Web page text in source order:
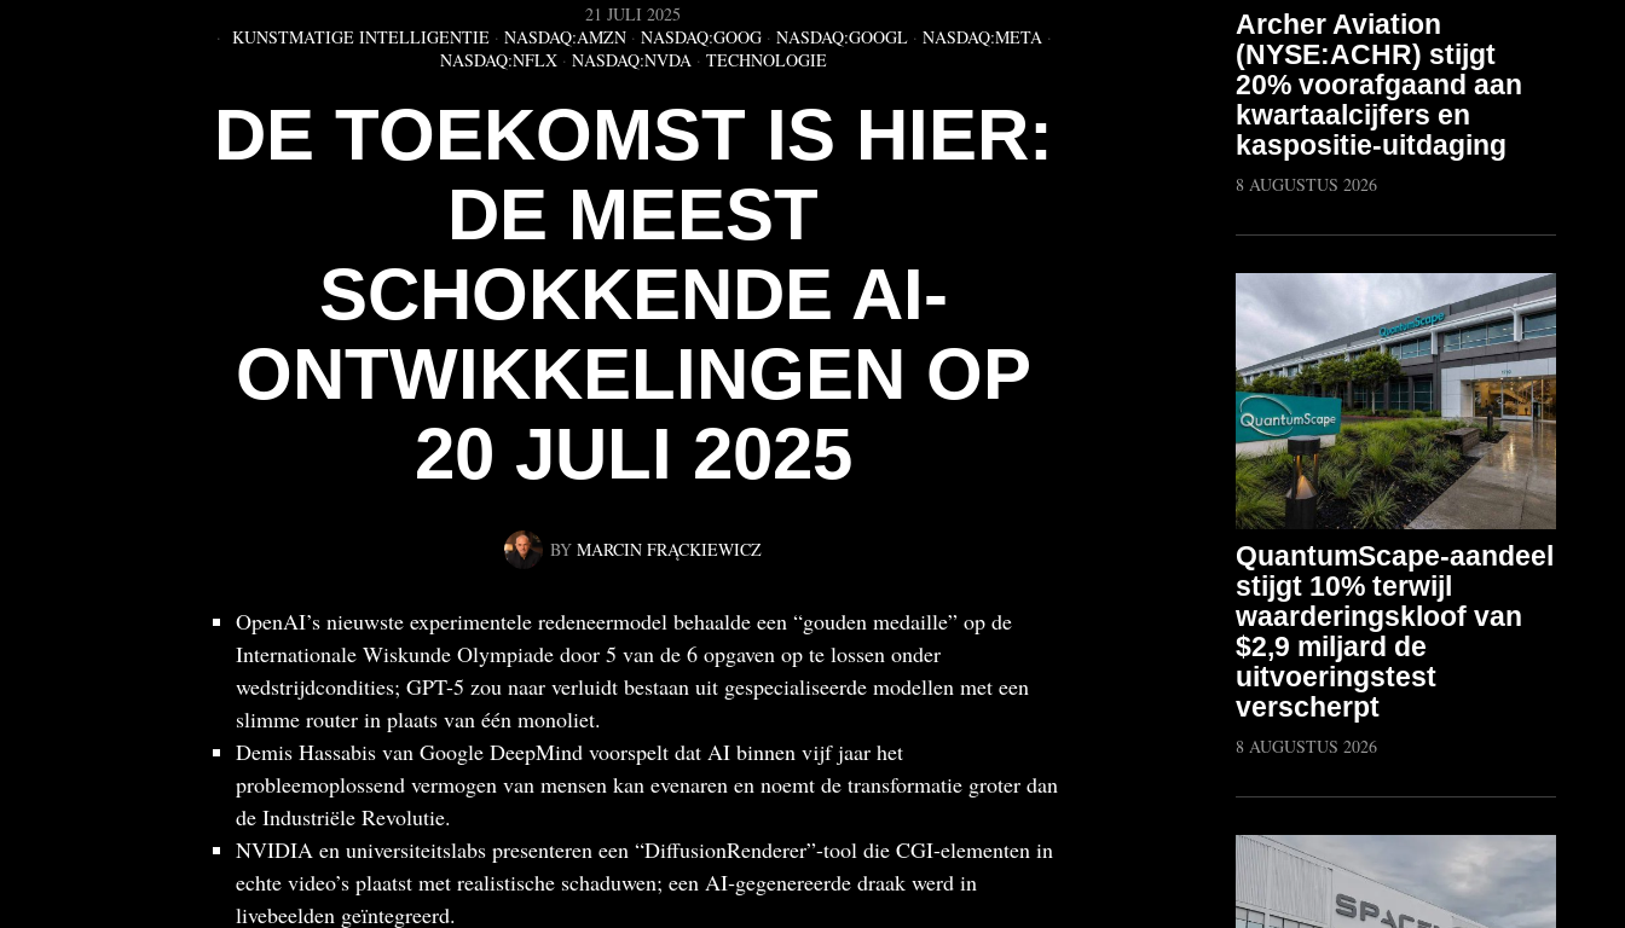
21 JULI 2025
KUNSTMATIGE INTELLIGENTIE · NASDAQ:AMZN · NASDAQ:GOOG · NASDAQ:GOOGL · NASDAQ:META ·
NASDAQ:NFLX · NASDAQ:NVDA · TECHNOLOGIE
DE TOEKOMST IS HIER:
DE MEEST
SCHOKKENDE AI-
ONTWIKKELINGEN OP
20 JULI 2025
BY MARCIN FRĄCKIEWICZ
OpenAI’s nieuwste experimentele redeneermodel behaalde een “gouden medaille” op de
Internationale Wiskunde Olympiade door 5 van de 6 opgaven op te lossen onder
wedstrijdcondities; GPT-5 zou naar verluidt bestaan uit gespecialiseerde modellen met een
slimme router in plaats van één monoliet.
Demis Hassabis van Google DeepMind voorspelt dat AI binnen vijf jaar het
probleemoplossend vermogen van mensen kan evenaren en noemt de transformatie groter dan
de Industriële Revolutie.
NVIDIA en universiteitslabs presenteren een “DiffusionRenderer”-tool die CGI-elementen in
echte video’s plaatst met realistische schaduwen; een AI‑gegenereerde draak werd in
livebeelden geïntegreerd.
Archer Aviation
(NYSE:ACHR) stijgt
20% voorafgaand aan
kwartaalcijfers en
kaspositie-uitdaging
8 AUGUSTUS 2026
QuantumScape-aandeel
stijgt 10% terwijl
waarderingskloof van
$2,9 miljard de
uitvoeringstest
verscherpt
8 AUGUSTUS 2026